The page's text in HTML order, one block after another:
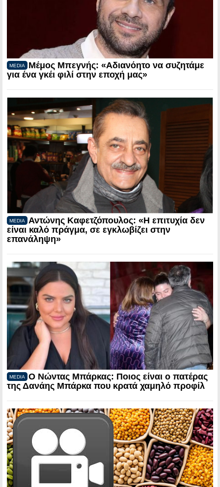
MEDIA
Μέμος Μπεγνής: «Αδιανόητο να συζητάμε
για ένα γκέι φιλί στην εποχή μας»
MEDIA
Αντώνης Καφετζόπουλος: «Η επιτυχία δεν
είναι καλό πράγμα, σε εγκλωβίζει στην
επανάληψη»
MEDIA
Ο Νώντας Μπάρκας: Ποιος είναι ο πατέρας
της Δανάης Μπάρκα που κρατά χαμηλό προφίλ